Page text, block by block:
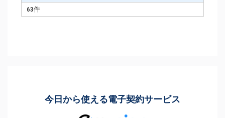
63件
今日から使える電子契約サービス